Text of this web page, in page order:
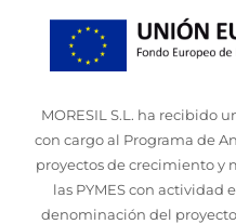
MORESIL S.L. ha recibido
con cargo al Programa de
proyectos de crecimiento y
las PYMES con actividad
denominación del